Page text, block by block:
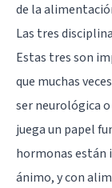
de la
Las tres
Estas tres son
que muchas
ser neurológica
juega un papel
hormonas están
ánimo, y con